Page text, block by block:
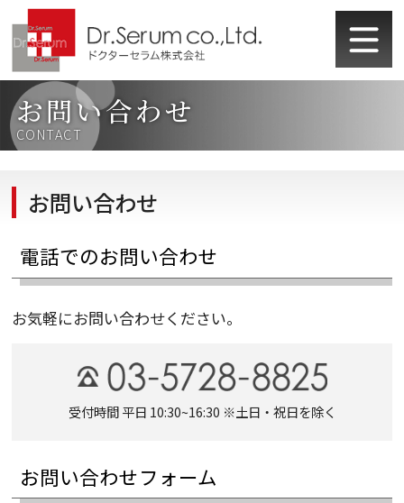
お問い合わせ
CONTACT
お問い合わせ
電話でのお問い合わせ
お気軽にお問い合わせください。
受付時間 平日 10:30~16:30 ※土日・祝日を除く
お問い合わせフォーム